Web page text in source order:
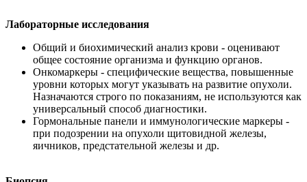
Лабораторные исследования
Общий и биохимический анализ крови - оценивают
общее состояние организма и функцию органов.
Онкомаркеры - специфические вещества, повышенные
уровни которых могут указывать на развитие опухоли.
Назначаются строго по показаниям, не используются как
универсальный способ диагностики.
Гормональные панели и иммунологические маркеры -
при подозрении на опухоли щитовидной железы,
яичников, предстательной железы и др.